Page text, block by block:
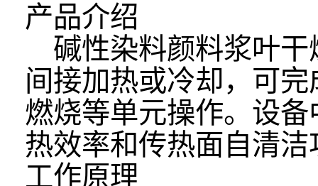
产品介绍
碱性染料颜料浆叶干
间接加热或冷却，可
燃烧等单元操作。设
热效率和传热面自清洁
工作原理